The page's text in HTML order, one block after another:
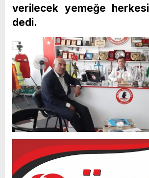
verilecek yemeğe
dedi.